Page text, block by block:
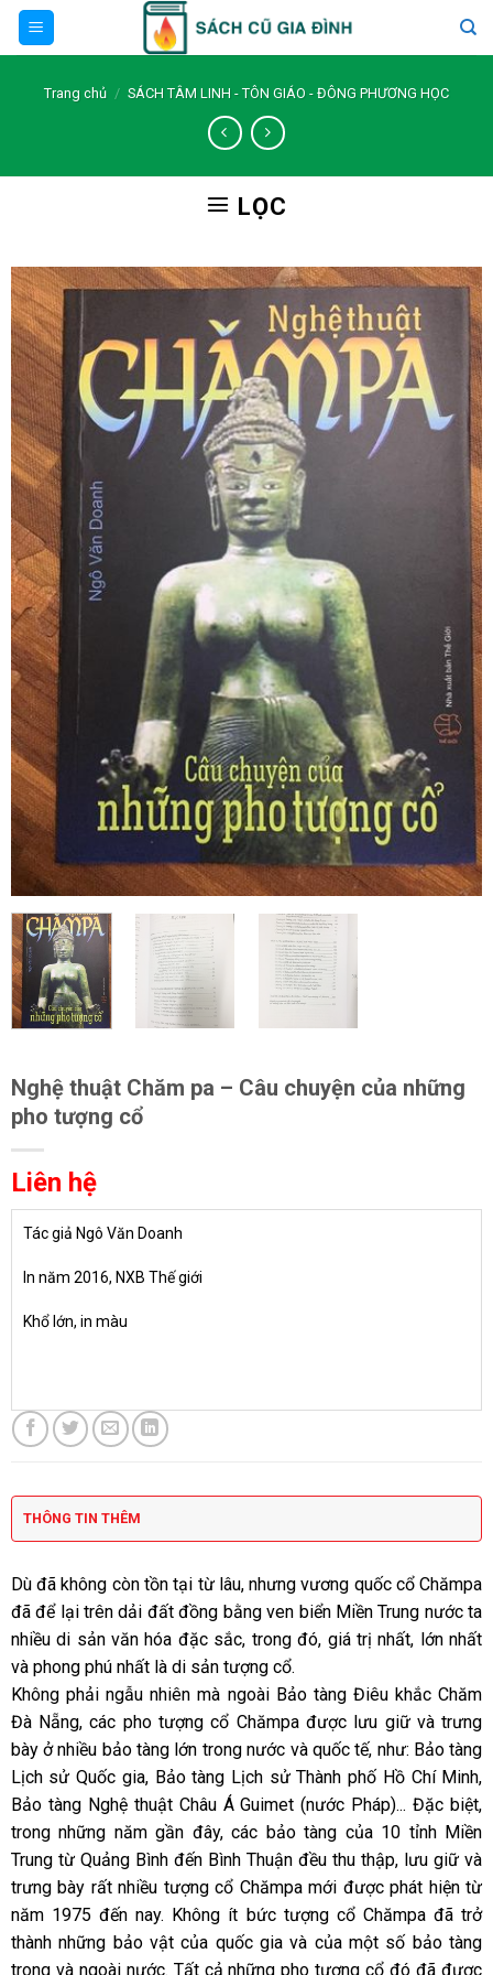
Skip
Trang chủ / SÁCH TÂM LINH - TÔN GIÁO - ĐÔNG PHƯƠNG HỌC
LỌC
Nghệ thuật Chăm pa – Câu chuyện của những
pho tượng cổ
Liên hệ
Tác giả Ngô Văn Doanh
In năm 2016, NXB Thế giới
Khổ lớn, in màu
THÔNG TIN THÊM
Dù đã không còn tồn tại từ lâu, nhưng vương quốc cổ Chămpa
đã để lại trên dải đất đồng bằng ven biển Miền Trung nước ta
nhiều di sản văn hóa đặc sắc, trong đó, giá trị nhất, lớn nhất
và phong phú nhất là di sản tượng cổ.
Không phải ngẫu nhiên mà ngoài Bảo tàng Điêu khắc Chăm
Đà Nẵng, các pho tượng cổ Chămpa được lưu giữ và trưng
bày ở nhiều bảo tàng lớn trong nước và quốc tế, như: Bảo tàng
Lịch sử Quốc gia, Bảo tàng Lịch sử Thành phố Hồ Chí Minh,
Bảo tàng Nghệ thuật Châu Á Guimet (nước Pháp)... Đặc biệt,
trong những năm gần đây, các bảo tàng của 10 tỉnh Miền
Trung từ Quảng Bình đến Bình Thuận đều thu thập, lưu giữ và
trưng bày rất nhiều tượng cổ Chămpa mới được phát hiện từ
năm 1975 đến nay. Không ít bức tượng cổ Chămpa đã trở
thành những bảo vật của quốc gia và của một số bảo tàng
trong và ngoài nước. Tất cả những pho tượng cổ đó đã được